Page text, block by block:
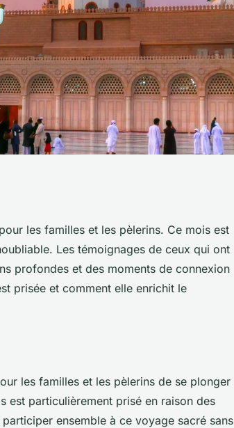
les familles et les pèlerins. Ce mois est
Les témoignages de ceux qui ont
profondes et des moments de connexion
prisée et comment elle enrichit le
les familles et les pèlerins de se plonger
est particulièrement prisé en raison des
ensemble à ce voyage sacré sans